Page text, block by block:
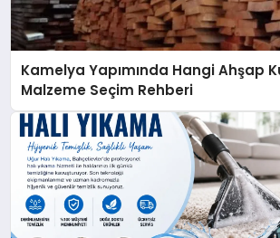
Kamelya Yapımında Hangi Ahşap
Malzeme Seçim Rehberi